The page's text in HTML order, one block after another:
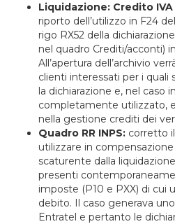
Liquidazione: Credito IVA
riporto dell’utilizzo in F24
rigo RX52 della
nel quadro Crediti/acconti)
All’apertura dell’archivio
clienti interessati per i quali
la dichiarazione e, nel caso
completamente utilizzato,
nella gestione crediti dei
Quadro RR INPS: corretto
utilizzare in compensazione
scaturente dalla
presenti
imposte (P10 e PXX) di cui
debito. Il caso generava
Entratel e pertanto le